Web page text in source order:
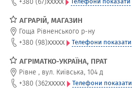
АГРАРІЙ, МАГАЗИН
Гоща Рівненського р-ну
+380 (98)xxxxx Телефони показати
АГРІМАТКО-УКРАЇНА, ПРАТ
Рівне , вул. Київська, 104 д
+380 (362xxxxx Телефони показати